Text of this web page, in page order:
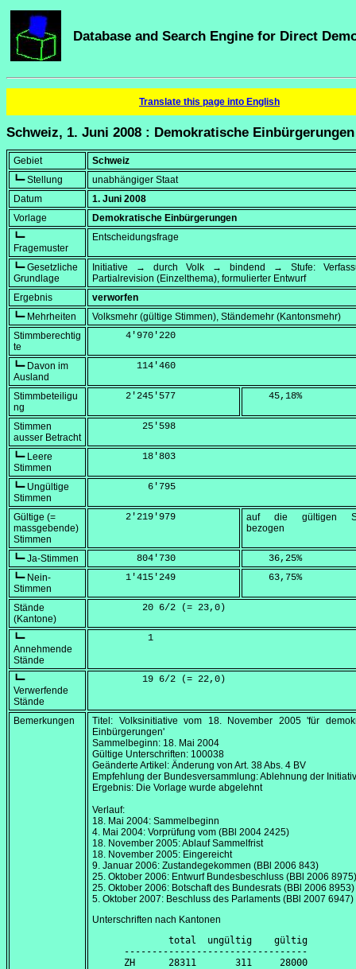
Database and Search Engine for Direct
Translate this page into English
Schweiz, 1. Juni 2008 : Demokratische Einbürgerungen
Gebiet
Schweiz
┗━ Stellung
unabhängiger Staat
Datum
1. Juni 2008
Vorlage
Demokratische Einbürgerungen
┗━
Fragemuster
Entscheidungsfrage
┗━ Gesetzliche
Grundlage
Initiative → durch Volk → bindend → Stufe:
Partialrevision (Einzelthema), formulierter Entwurf
Ergebnis
verworfen
┗━ Mehrheiten
Volksmehr (gültige Stimmen), Ständemehr (Kantonsmehr)
Stimmberechtig
te
      4'970'220
┗━ Davon im
Ausland
        114'460
Stimmbeteiligu
ng
      2'245'577
    45,18
%
Stimmen
ausser Betracht
         25'598
┗━ Leere
Stimmen
         18'803
┗━ Ungültige
Stimmen
          6'795
Gültige (=
massgebende)
Stimmen
      2'219'979
auf die gültigen
bezogen
┗━ Ja-Stimmen
        804'730
    36,25
%
┗━ Nein-
Stimmen
      1'415'249
    63,75
%
Stände
(Kantone)
         20 6/2 (=
23,0 )
┗━
Annehmende
Stände
          1
┗━
Verwerfende
Stände
         19 6/2 (=
22,0 )
Bemerkungen Titel: Volksinitiative vom 18. November 2005'für
Einbürgerungen'
Sammelbeginn: 18. Mai 2004
Gültige Unterschriften: 100038
Geänderte Artikel: Änderung von Art. 38 Abs. 4 BV
Empfehlung der Bundesversammlung: Ablehnung der
Ergebnis: Die Vorlage wurde abgelehnt
Verlauf:
18. Mai 2004: Sammelbeginn
4. Mai 2004: Vorprüfung vom (BBl 2004 2425)
18. November 2005: Ablauf Sammelfrist
18. November 2005: Eingereicht
9. Januar 2006: Zustandegekommen (BBl 2006 843)
25. Oktober 2006: Entwurf Bundesbeschluss (BBl 2006 8975)
25. Oktober 2006: Botschaft des Bundesrats (BBl 2006 8953)
5. Oktober 2007: Beschluss des Parlaments (BBl 2007 6947)
Unterschriften nach Kantonen
        total  ungültig    gültig
---------------------------------
ZH      28311       311     28000